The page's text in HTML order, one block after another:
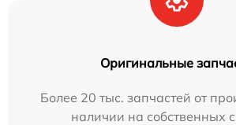
Оригинальные
Более 20 тыс. запчастей от
наличии на собственных